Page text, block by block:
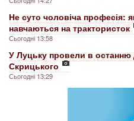
Не суто чоловіча професія:
навчаються на трактористок
Сьогодні 13:58
У Луцьку провели в останню
Скрицького
Сьогодні 13:29